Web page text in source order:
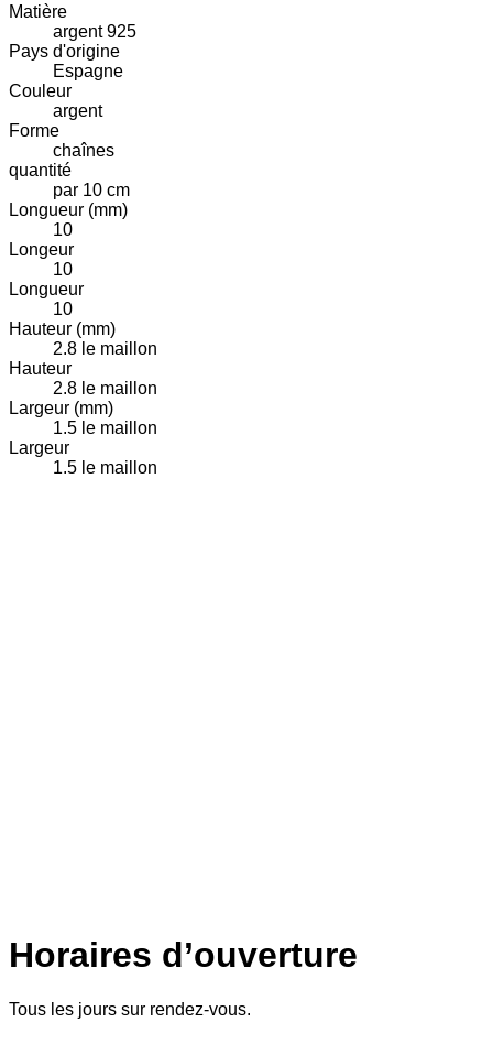
Matière
argent 925
Pays d'origine
Espagne
Couleur
argent
Forme
chaînes
quantité
par 10 cm
Longueur (mm)
10
Longeur
10
Longueur
10
Hauteur (mm)
2.8 le maillon
Hauteur
2.8 le maillon
Largeur (mm)
1.5 le maillon
Largeur
1.5 le maillon
Horaires d’ouverture
Tous les jours sur rendez-vous.